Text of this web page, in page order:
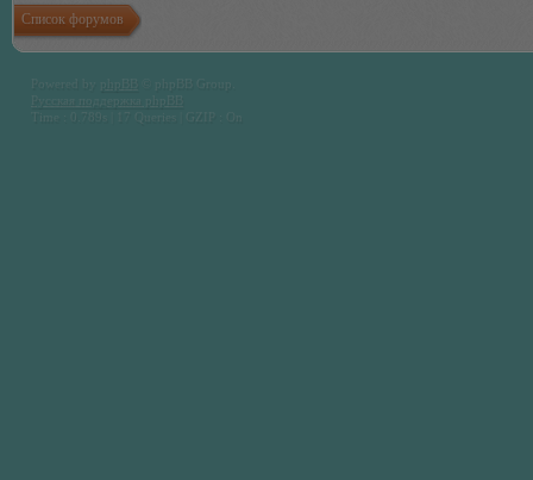
Список форумов
Time : 0.789s | 17 Queries | GZIP : On